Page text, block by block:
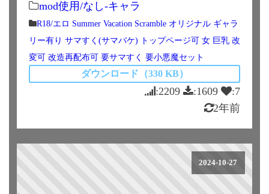
mod使用/なし-キャラ
R18/エロ Summer Vacation Scramble オリジナル ギャラ
リー有り サマすく(サマバケ) トップページ可 女 巨乳 改
変可 改造再配布可 要サマすく 要小悪魔セット
ダウンロード（330 KB）
:2209 :1609
:7
2年前
2024-10-27